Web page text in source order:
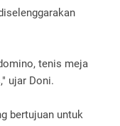
tenis meja
ujar Doni.
bertujuan untuk